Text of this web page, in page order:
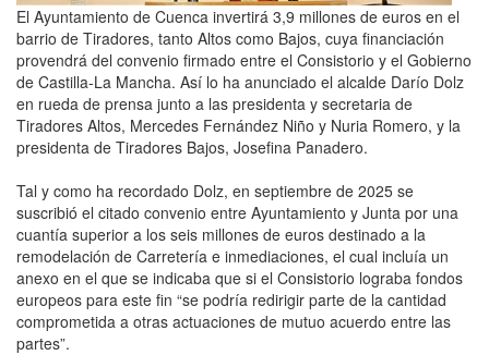
El Ayuntamiento de Cuenca invertirá 3,9 millones de euros en el
barrio de Tiradores, tanto Altos como Bajos, cuya financiación
provendrá del convenio firmado entre el Consistorio y el Gobierno
de Castilla-La Mancha. Así lo ha anunciado el alcalde Darío Dolz
en rueda de prensa junto a las presidenta y secretaria de
Tiradores Altos, Mercedes Fernández Niño y Nuria Romero, y la
presidenta de Tiradores Bajos, Josefina Panadero.
Tal y como ha recordado Dolz, en septiembre de 2025 se
suscribió el citado convenio entre Ayuntamiento y Junta por una
cuantía superior a los seis millones de euros destinado a la
remodelación de Carretería e inmediaciones, el cual incluía un
anexo en el que se indicaba que si el Consistorio lograba fondos
europeos para este fin “se podría redirigir parte de la cantidad
comprometida a otras actuaciones de mutuo acuerdo entre las
partes”.